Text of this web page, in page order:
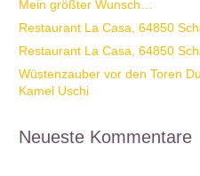
Mein größter Wunsch…
Restaurant La Casa, 64850
Restaurant La Casa, 64850
Wüstenzauber vor den Toren
Kamel Uschi
Neueste Kommentare